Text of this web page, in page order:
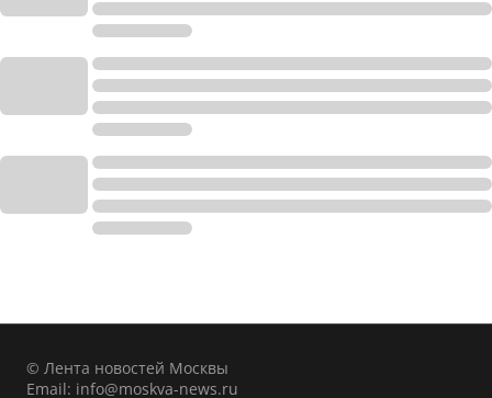
© Лента новостей Москвы
Email: info@moskva-news.ru